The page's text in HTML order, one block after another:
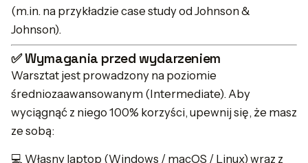
(m.in. na przykładzie case study od Johnson &
Johnson).
✅ Wymagania przed wydarzeniem
Warsztat jest prowadzony na poziomie
średniozaawansowanym (Intermediate). Aby
wyciągnąć z niego 100% korzyści, upewnij się, że masz
ze sobą:
💻 Własny laptop (Windows / macOS / Linux) wraz z